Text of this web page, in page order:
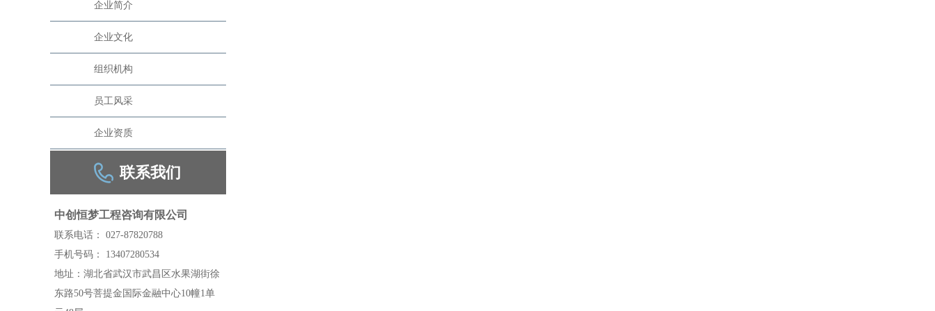
企业简介
企业文化
组织机构
员工风采
企业资质
联系我们
中创恒梦工程咨询有限公司
联系电话： 027-87820788
手机号码： 13407280534
地址：湖北省武汉市武昌区水果湖街徐
东路50号菩提金国际金融中心10幢1单